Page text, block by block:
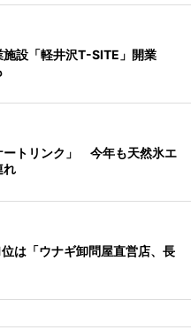
施設「軽井沢T-SITE」開業
ートリンク」 今年も天然氷エ
れ
は「ウナギ卸問屋直営店、長